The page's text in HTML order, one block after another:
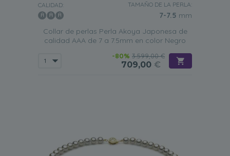
CALIDAD: TAMAÑO DE LA PERLA:
7-7.5 mm
Collar de perlas Perla Akoya Japonesa de
calidad AAA de 7 a 7.5mm en color Negro
-80% 3.599,00 €
709,00 €